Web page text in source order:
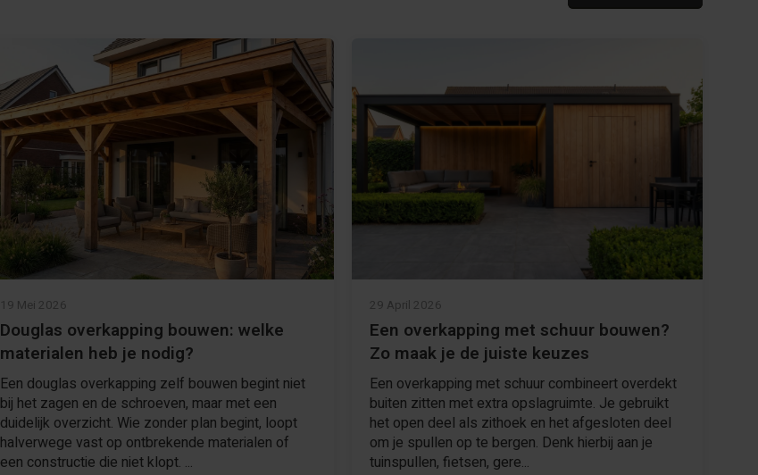
19 Mei 2026
Douglas overkapping bouwen: welke
materialen heb je nodig?
Een douglas overkapping zelf bouwen begint niet
bij het zagen en de schroeven, maar met een
duidelijk overzicht. Wie zonder plan begint, loopt
halverwege vast op ontbrekende materialen of
een constructie die niet klopt. ...
29 April 2026
Een overkapping met schuur bouwen?
Zo maak je de juiste keuzes
Een overkapping met schuur combineert overdekt
buiten zitten met extra opslagruimte. Je gebruikt
het open deel als zithoek en het afgesloten deel
om je spullen op te bergen. Denk hierbij aan je
tuinspullen, fietsen, gere...